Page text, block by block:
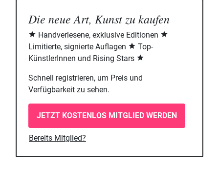
Die neue Art, Kunst zu kaufen
Handverlesene, exklusive Editionen
Limitierte, signierte Auflagen
Top-
KünstlerInnen und Rising Stars
Schnell registrieren, um Preis und
Verfügbarkeit zu sehen.
JETZT KOSTENLOS MITGLIED WERDEN
Bereits Mitglied?